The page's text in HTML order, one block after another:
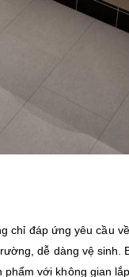
đáp ứng yêu cầu
dễ dàng vệ
với không gian